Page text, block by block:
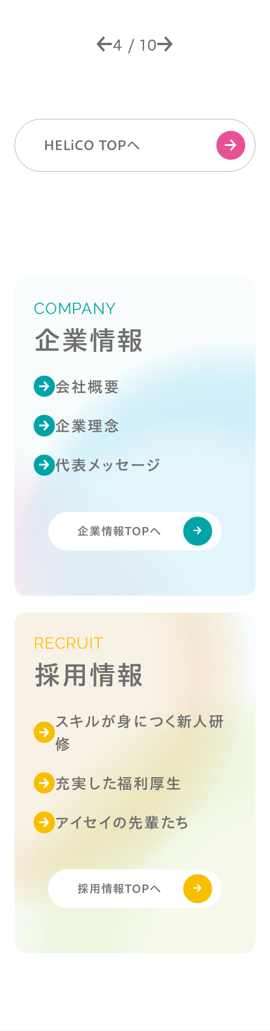
4 / 10
HELiCO TOPへ
COMPANY
企業情報
会社概要
企業理念
代表メッセージ
企業情報TOPへ
RECRUIT
採用情報
スキルが身につく新人研
修
充実した福利厚生
アイセイの先輩たち
採用情報TOPへ